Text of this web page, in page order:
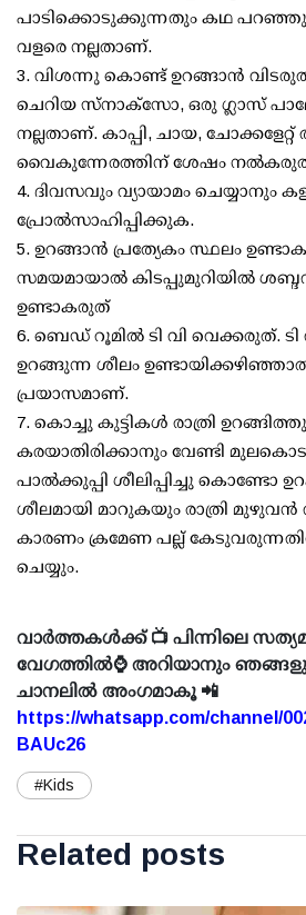
പാടിക്കൊടുക്കുന്നതും കഥ
വളരെ നല്ലതാണ്.
3. വിശന്നു കൊണ്ട് ഉറങ്ങാൻ
ചെറിയ സ്നാക്സോ, ഒരു ഗ്ലാസ്
നല്ലതാണ്. കാപ്പി, ചായ,
വൈകുന്നേരത്തിന് ശേഷം
4. ദിവസവും വ്യായാമം ചെയ്യാനും
പ്രോൽസാഹിപ്പിക്കുക.
5. ഉറങ്ങാൻ പ്രത്യേകം സ്ഥലം
സമയമായാൽ കിടപ്പുമുറിയിൽ
ഉണ്ടാകരുത്
6. ബെഡ് റൂമിൽ ടി വി വെക്കരുത്.
ഉറങ്ങുന്ന ശീലം ഉണ്ടായിക്കഴിഞ്ഞാൽ
പ്രയാസമാണ്.
7. കൊച്ചു കുട്ടികൾ രാത്രി
കരയാതിരിക്കാനും വേണ്ടി
പാൽക്കുപ്പി ശീലിപ്പിച്ചു കൊണ്ടോ
ശീലമായി മാറുകയും രാത്രി
കാരണം ക്രമേണ പല്ല്
ചെയ്യും.
വാർത്തകൾക്ക് 📺 പിന്നിലെ
വേഗത്തിൽ⌚ അറിയാനും
ചാനലിൽ അംഗമാകൂ 📲
https://whatsapp.com/channel/
BAUc26
#Kids
Related posts